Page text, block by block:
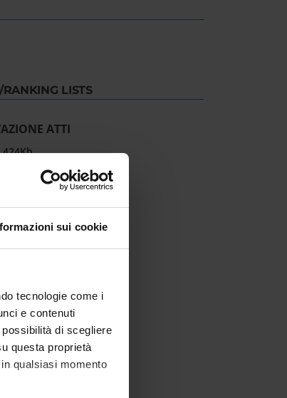
sui cookie
tecnologie come i
e contenuti
di scegliere
questa proprietà
qualsiasi momento
RANKING LISTS
ATTI